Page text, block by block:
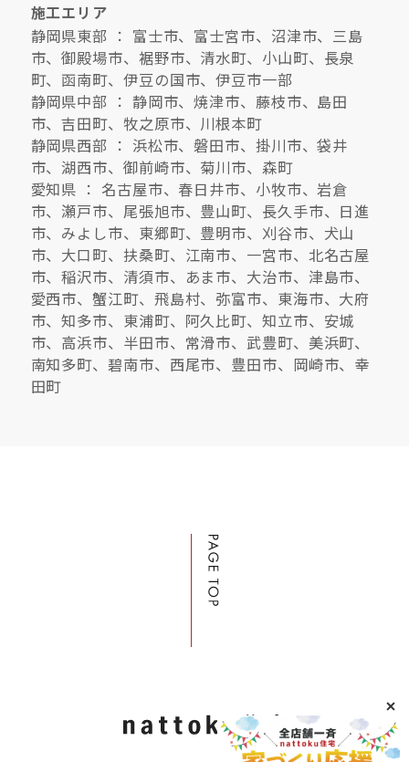
施工エリア
静岡県東部 ： 富士市、富士宮市、沼津市、三島
市、御殿場市、裾野市、清水町、小山町、長泉
町、函南町、伊豆の国市、伊豆市一部
静岡県中部 ： 静岡市、焼津市、藤枝市、島田
市、吉田町、牧之原市、川根本町
静岡県西部 ： 浜松市、磐田市、掛川市、袋井
市、湖西市、御前崎市、菊川市、森町
愛知県 ： 名古屋市、春日井市、小牧市、岩倉
市、瀬戸市、尾張旭市、豊山町、長久手市、日進
市、みよし市、東郷町、豊明市、刈谷市、犬山
市、大口町、扶桑町、江南市、一宮市、北名古屋
市、稲沢市、清須市、あま市、大治市、津島市、
愛西市、蟹江町、飛島村、弥富市、東海市、大府
市、知多市、東浦町、阿久比町、知立市、安城
市、高浜市、半田市、常滑市、武豊町、美浜町、
南知多町、碧南市、西尾市、豊田市、岡崎市、幸
田町